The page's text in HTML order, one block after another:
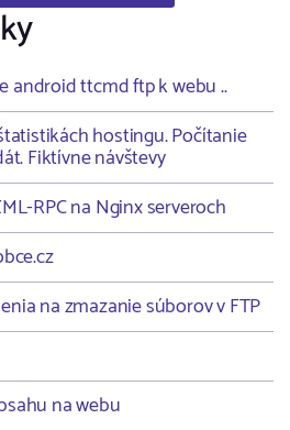
android ttcmd ftp k webu ..
hostingu. Počítanie
Fiktívne návštevy
RPC na Nginx serveroch
na zmazanie súborov v FTP
na webu